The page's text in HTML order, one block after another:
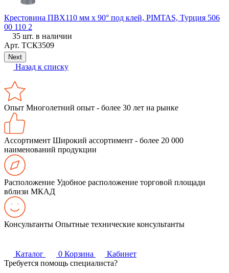
Крестовина ПВХ110 мм х 90° под клей, PIMTAS, Турция 506
00 110 2
35 шт. в наличии
Арт. ТСК3509
Next
Назад к списку
Опыт Многолетний опыт - более 30 лет на рынке
Ассортимент Широкий ассортимент - более 20 000
наименований продукции
Расположение Удобное расположение торговой площади
вблизи МКАД
Консультанты Опытные технические консультанты
Каталог 0 Корзина
Кабинет
Требуется помощь специалиста?